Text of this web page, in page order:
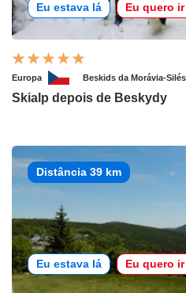
Eu estava lá Eu quero
Europa Beskids da Morávia-
Skialp depois de Beskydy
Distância 39 km
Eu estava lá Eu quero